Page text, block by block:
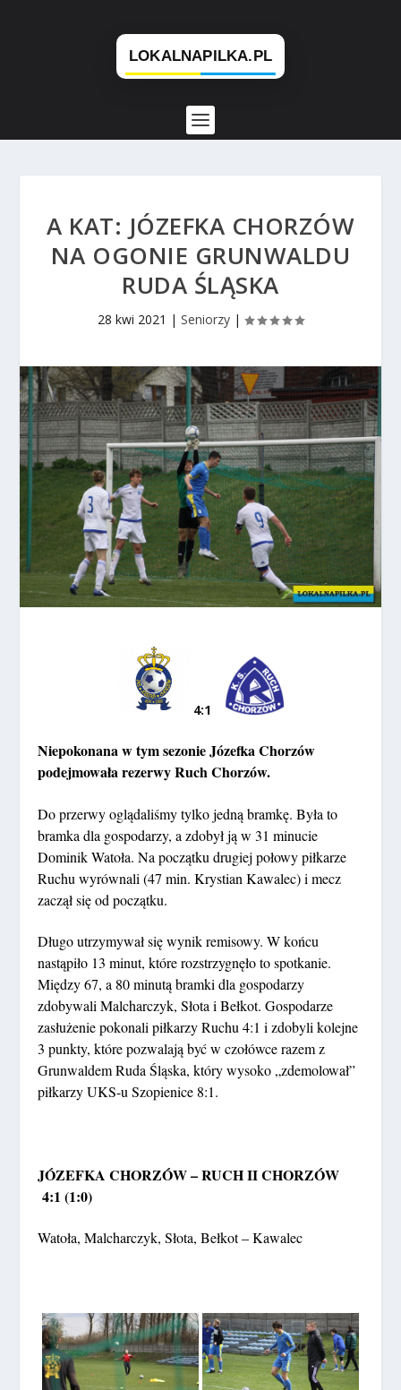
A KAT: JÓZEFKA CHORZÓW
NA OGONIE GRUNWALDU
RUDA ŚLĄSKA
28 kwi 2021 | Seniorzy |
4:1
Niepokonana w tym sezonie Józefka Chorzów
podejmowała rezerwy Ruch Chorzów.
Do przerwy oglądaliśmy tylko jedną bramkę. Była to
bramka dla gospodarzy, a zdobył ją w 31 minucie
Dominik Watoła. Na początku drugiej połowy piłkarze
Ruchu wyrównali (47 min. Krystian Kawalec) i mecz
zaczął się od początku.
Długo utrzymywał się wynik remisowy. W końcu
nastąpiło 13 minut, które rozstrzygnęło to spotkanie.
Między 67, a 80 minutą bramki dla gospodarzy
zdobywali Malcharczyk, Słota i Bełkot. Gospodarze
zasłużenie pokonali piłkarzy Ruchu 4:1 i zdobyli kolejne
3 punkty, które pozwalają być w czołówce razem z
Grunwaldem Ruda Śląska, który wysoko „zdemolował”
piłkarzy UKS-u Szopienice 8:1.
JÓZEFKA CHORZÓW – RUCH II CHORZÓW
4:1 (1:0)
Watoła, Malcharczyk, Słota, Bełkot – Kawalec